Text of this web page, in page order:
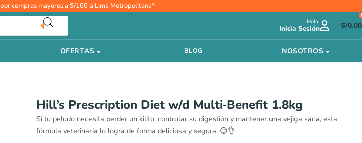
por compras mayores a S/100 a Lima Metropolitana*
Hola,
Inicia Sesión S/0.00
OFERTAS BLOG NOSOTROS
Hill’s Prescription Diet w/d Multi‑Benefit 1.8kg
Si tu peludo necesita perder un kilito, controlar su digestión y mantener una vejiga sana, esta
fórmula veterinaria lo logra de forma deliciosa y segura. 😊👌